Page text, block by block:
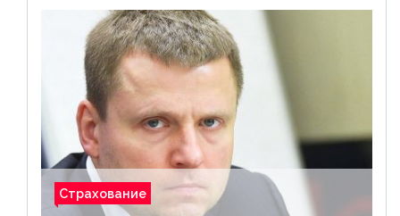
Страхование